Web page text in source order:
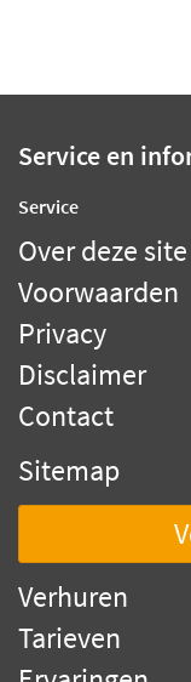
Service en
Service
Over deze site
Voorwaarden
Privacy
Disclaimer
Contact
Sitemap
Verhuren
Tarieven